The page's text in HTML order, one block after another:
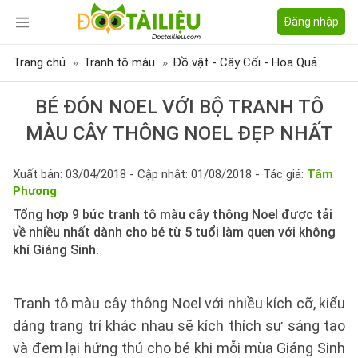
Đăng nhập
Trang chủ Tranh tô màu Đồ vật - Cây Cối - Hoa Quả
BÉ ĐÓN NOEL VỚI BỘ TRANH TÔ
MÀU CÂY THÔNG NOEL ĐẸP NHẤT
Xuất bản: 03/04/2018 - Cập nhật: 01/08/2018 - Tác giả: Tâm
Phương
Tổng hợp 9 bức tranh tô màu cây thông Noel được tải
về nhiều nhất dành cho bé từ 5 tuổi làm quen với không
khí Giáng Sinh.
Tranh tô màu cây thông Noel với nhiều kích cỡ, kiểu
dáng trang trí khác nhau sẽ kích thích sự sáng tạo
và đem lại hứng thú cho bé khi mỗi mùa Giáng Sinh